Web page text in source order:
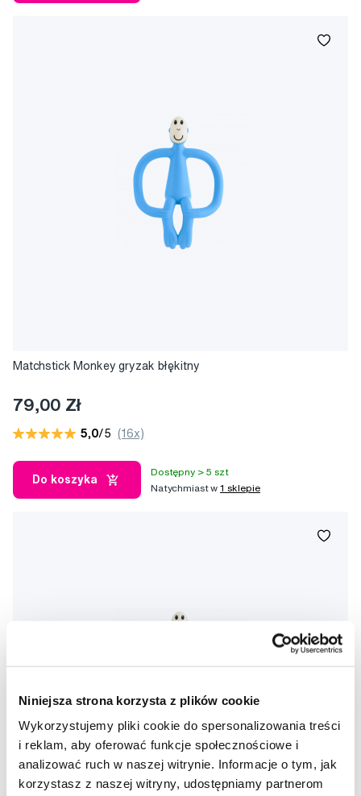
Niniejsza strona korzysta z plików cookie
Wykorzystujemy pliki cookie do spersonalizowania treści
i reklam, aby oferować funkcje społecznościowe i
analizować ruch w naszej witrynie. Informacje o tym, jak
korzystasz z naszej witryny, udostępniamy partnerom
Matchstick Monkey gryzak błękitny
79,00 Zł
5,0/5 (16x)
Do koszyka
Dostępny > 5 szt
Natychmiast w1 sklepie